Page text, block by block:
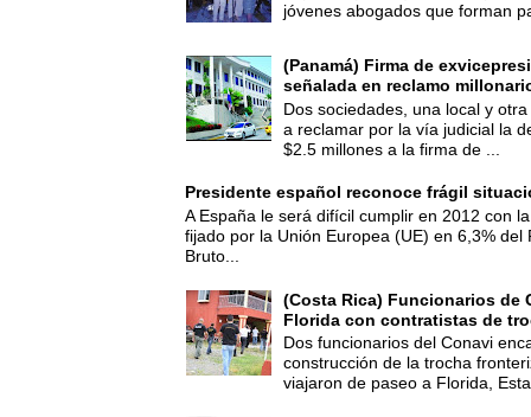
jóvenes abogados que forman
(Panamá) Firma de
señalada en reclamo
Dos sociedades, una local y
a reclamar por la vía judicial la
$2.5 millones a la firma de ...
Presidente español reconoce frágil
A España le será difícil cumplir en 2012 con
fijado por la Unión Europea (UE) en 6,3% del
Bruto...
(Costa Rica) Funcionarios de
Florida con contratistas de
Dos funcionarios del Conavi
construcción de la trocha
viajaron de paseo a Florida,